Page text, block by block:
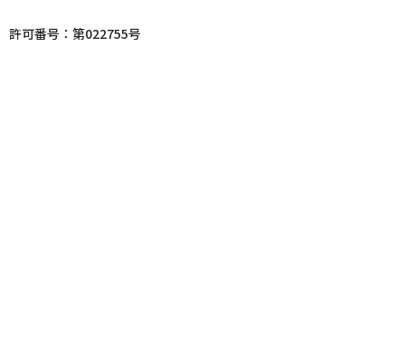
許可番号：第022755号